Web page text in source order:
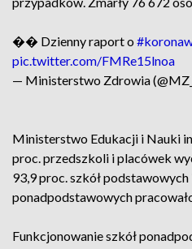
�� Dzienny raport o
pic.twitter.com/FMRe15lnoa
— Ministerstwo Zdrowia
Ministerstwo Edukacji i Nauki
proc. przedszkoli i placówek
93,9 proc. szkół podstawowych
ponadpodstawowych
Funkcjonowanie szkół